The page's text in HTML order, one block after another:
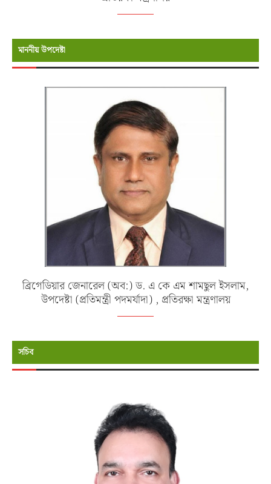
মাননীয় উপদেষ্টা
ব্রিগেডিয়ার জেনারেল (অব:) ড. এ কে এম শামছুল ইসলাম,
উপদেষ্টা (প্রতিমন্ত্রী পদমর্যাদা) , প্রতিরক্ষা মন্ত্রণালয়
সচিব